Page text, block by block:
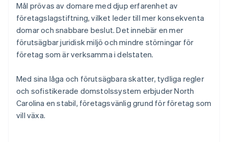
Mål prövas av domare med djup erfarenhet av
företagslagstiftning, vilket leder till mer konsekventa
domar och snabbare beslut. Det innebär en mer
förutsägbar juridisk miljö och mindre störningar för
företag som är verksamma i delstaten.
Med sina låga och förutsägbara skatter, tydliga regler
och sofistikerade domstolssystem erbjuder North
Carolina en stabil, företagsvänlig grund för företag som
vill växa.